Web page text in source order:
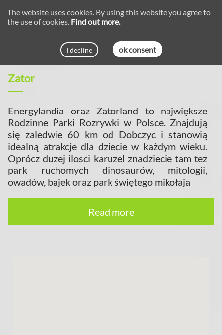
The website uses cookies. By using this website you agree to
the use of cookies. Find out more.
I decline ok consent
Zator
Energylandia oraz Zatorland to największe
Rodzinne Parki Rozrywki w Polsce. Znajdują
się zaledwie 60 km od Dobczyc i stanowią
idealną atrakcje dla dziecie w każdym wieku.
Oprócz duzej ilosci karuzel znadziecie tam tez
park ruchomych dinosaurów, mitologii,
owadów, bajek oraz park świętego mikołaja
Read more